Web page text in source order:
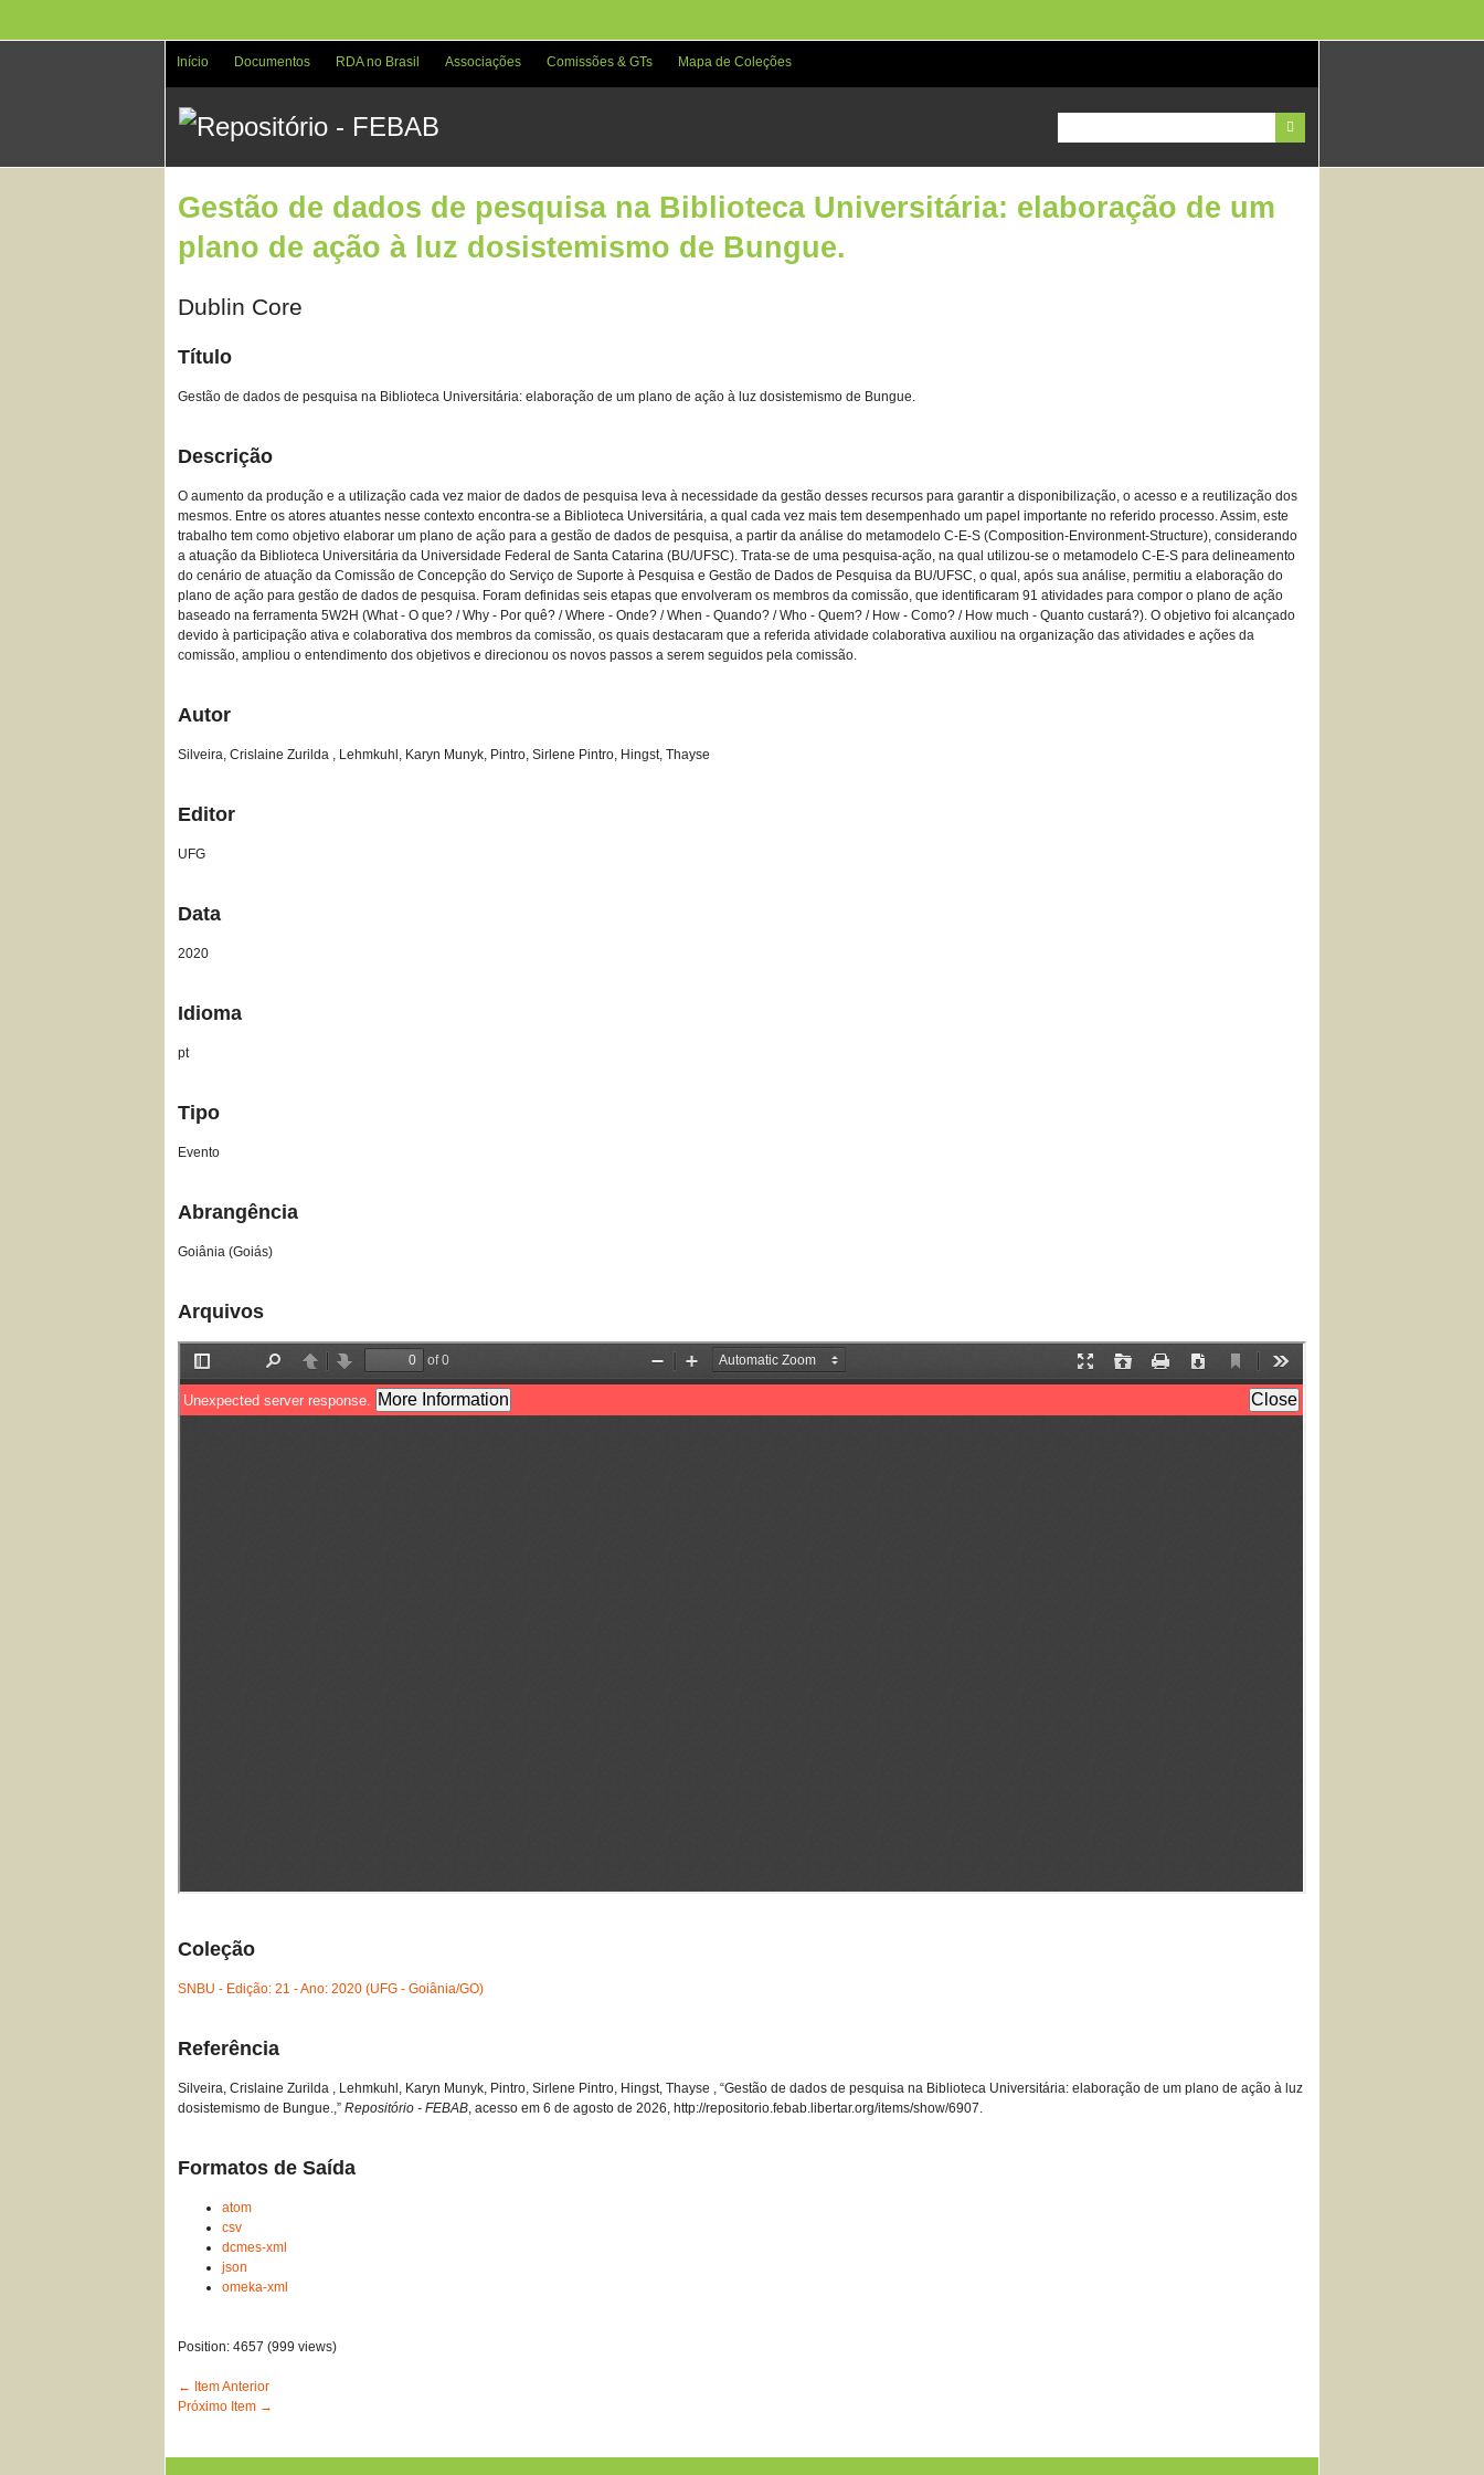
Início Documentos RDA no Brasil Associações Comissões & GTs Mapa de Coleções
Gestão de dados de pesquisa na Biblioteca Universitária: elaboração de um
plano de ação à luz dosistemismo de Bungue.
Dublin Core
Título
Gestão de dados de pesquisa na Biblioteca Universitária: elaboração de um plano de ação à luz dosistemismo de Bungue.
Descrição
O aumento da produção e a utilização cada vez maior de dados de pesquisa leva à necessidade da gestão desses recursos para garantir a disponibilização, o acesso e a reutilização dos
mesmos. Entre os atores atuantes nesse contexto encontra-se a Biblioteca Universitária, a qual cada vez mais tem desempenhado um papel importante no referido processo. Assim, este
trabalho tem como objetivo elaborar um plano de ação para a gestão de dados de pesquisa, a partir da análise do metamodelo C-E-S (Composition-Environment-Structure), considerando
a atuação da Biblioteca Universitária da Universidade Federal de Santa Catarina (BU/UFSC). Trata-se de uma pesquisa-ação, na qual utilizou-se o metamodelo C-E-S para delineamento
do cenário de atuação da Comissão de Concepção do Serviço de Suporte à Pesquisa e Gestão de Dados de Pesquisa da BU/UFSC, o qual, após sua análise, permitiu a elaboração do
plano de ação para gestão de dados de pesquisa. Foram definidas seis etapas que envolveram os membros da comissão, que identificaram 91 atividades para compor o plano de ação
baseado na ferramenta 5W2H (What - O que? / Why - Por quê? / Where - Onde? / When - Quando? / Who - Quem? / How - Como? / How much - Quanto custará?). O objetivo foi alcançado
devido à participação ativa e colaborativa dos membros da comissão, os quais destacaram que a referida atividade colaborativa auxiliou na organização das atividades e ações da
comissão, ampliou o entendimento dos objetivos e direcionou os novos passos a serem seguidos pela comissão.
Autor
Silveira, Crislaine Zurilda , Lehmkuhl, Karyn Munyk, Pintro, Sirlene Pintro, Hingst, Thayse
Editor
UFG
Data
2020
Idioma
pt
Tipo
Evento
Abrangência
Goiânia (Goiás)
Arquivos
Coleção
SNBU - Edição: 21 - Ano: 2020 (UFG - Goiânia/GO)
Referência
Silveira, Crislaine Zurilda , Lehmkuhl, Karyn Munyk, Pintro, Sirlene Pintro, Hingst, Thayse , “Gestão de dados de pesquisa na Biblioteca Universitária: elaboração de um plano de ação à luz
dosistemismo de Bungue.,”Repositório - FEBAB, acesso em 6 de agosto de 2026, http://repositorio.febab.libertar.org/items/show/6907.
Formatos de Saída
atom
csv
dcmes-xml
json
omeka-xml
Position:4657 (999 views)
← Item Anterior
Próximo Item →